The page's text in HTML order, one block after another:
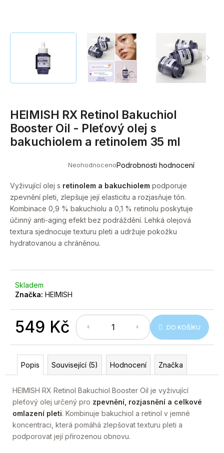
produktu
je
0,0
z
5
hvězdiček.
NeohodnocenoPodrobnosti hodnocení
HEIMISH RX Retinol Bakuchiol
Booster Oil - Pleťový olej s
bakuchiolem a retinolem 35 ml
Vyživující olej s retinolem a bakuchiolem podporuje
zpevnění pleti, zlepšuje její elasticitu a rozjasňuje tón.
Kombinace 0,9 % bakuchiolu a 0,1 % retinolu poskytuje
účinný anti-aging efekt bez podráždění. Lehká olejová
textura sjednocuje texturu pleti a udržuje pokožku
hydratovanou a chráněnou.
Skladem
Značka: HEIMISH
549 Kč DO KOŠÍKU
Popis Související (5) Hodnocení Značka
HEIMISH RX Retinol Bakuchiol Booster Oil je vyživující
pleťový olej určený pro zpevnění, rozjasnění a celkové
omlazení pleti. Kombinuje bakuchiol a retinol v jemné
koncentraci, která pomáhá zlepšovat texturu pleti a
podporovat její přirozenou obnovu.
í
HLEDAT
p
o
r
u
č
u
j
m
e